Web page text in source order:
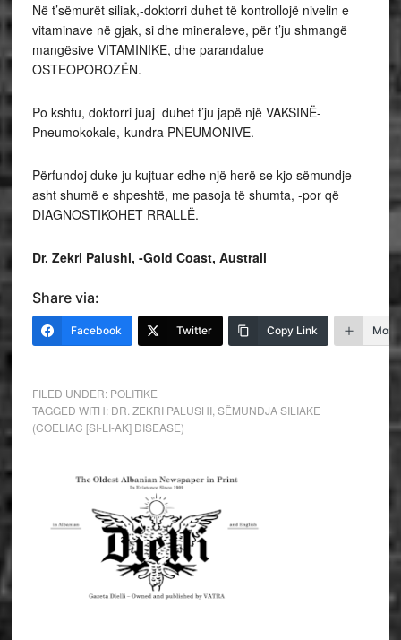
Në t’sëmurët siliak,-doktorri duhet të kontrollojë nivelin e
vitaminave në gjak, si dhe mineraleve, për t’ju shmangë
mangësive VITAMINIKE, dhe parandalue
OSTEOPOROZËN.
Po kshtu, doktorri juaj duhet t’ju japë një VAKSINË-
Pneumokokale,-kundra PNEUMONIVE.
Përfundoj duke ju kujtuar edhe një herë se kjo sëmundje
asht shumë e shpeshtë, me pasoja të shumta, -por që
DIAGNOSTIKOHET RRALLË.
Dr. Zekri Palushi, -Gold Coast, Australi
Share via:
Facebook Twitter Copy Link More
FILED UNDER: POLITIKE
TAGGED WITH: DR. ZEKRI PALUSHI, SËMUNDJA SILIAKE
(COELIAC [SI-LI-AK] DISEASE)